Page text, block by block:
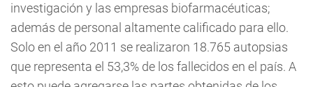
investigación y las empresas biofarmacéuticas;
además de personal altamente calificado para ello.
Solo en el año 2011 se realizaron 18.765 autopsias
que representa el 53,3% de los fallecidos en el país. A